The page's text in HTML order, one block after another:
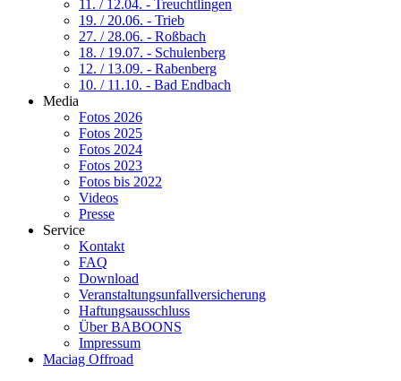
11. / 12.04. - Treuchtlingen
19. / 20.06. - Trieb
27. / 28.06. - Roßbach
18. / 19.07. - Schulenberg
12. / 13.09. - Rabenberg
10. / 11.10. - Bad Endbach
Media
Fotos 2026
Fotos 2025
Fotos 2024
Fotos 2023
Fotos bis 2022
Videos
Presse
Service
Kontakt
FAQ
Download
Veranstaltungsunfallversicherung
Haftungsausschluss
Über BABOONS
Impressum
Maciag Offroad